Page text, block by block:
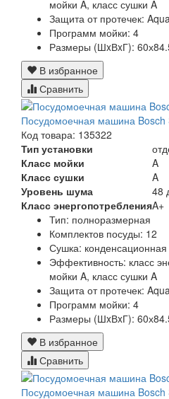
мойки A, класс сушки A
Защита от протечек:
Программ мойки: 4
Размеры (ШxВxГ):
В избранное
Сравнить
Посудомоечная машина Bosch
Код товара: 135322
Тип установки
Класс мойки
A
Класс сушки
A
Уровень шума
48
Класс энергопотребленияA+
Тип: полноразмерная
Комплектов посуды: 12
Сушка: конденсационная
Эффективность: класс
мойки A, класс сушки A
Защита от протечек:
Программ мойки: 4
Размеры (ШxВxГ):
В избранное
Сравнить
Посудомоечная машина Bosch